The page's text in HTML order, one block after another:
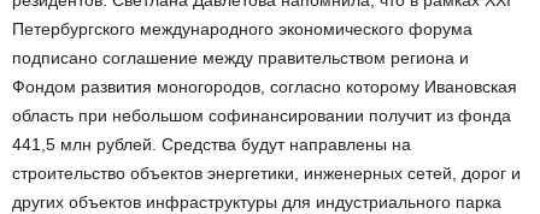
Петербургского международного экономического форума
подписано соглашение между правительством региона и
Фондом развития моногородов, согласно которому Ивановская
область при небольшом софинансировании получит из фонда
441,5 млн рублей. Средства будут направлены на
строительство объектов энергетики, инженерных сетей, дорог и
других объектов инфраструктуры для индустриального парка